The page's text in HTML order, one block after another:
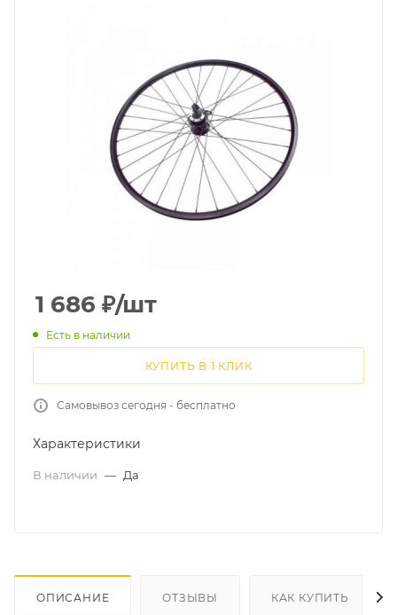
1 686 ₽/шт
Есть в наличии
КУПИТЬ В 1 КЛИК
Самовывоз сегодня - бесплатно
Характеристики
В наличии — Да
ОПИСАНИЕ ОТЗЫВЫ КАК КУПИТЬ